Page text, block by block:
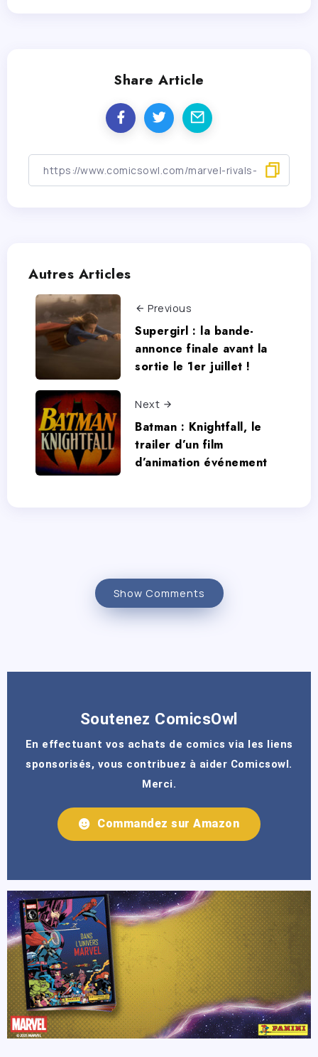
Share Article
Autres Articles
Previous
Supergirl : la bande-
annonce finale avant la
sortie le 1er juillet !
Next
Batman : Knightfall, le
trailer d’un film
d’animation événement
Show Comments
Soutenez ComicsOwl
En effectuant vos achats de comics via les liens
sponsorisés, vous contribuez à aider Comicsowl.
Merci.
Commandez sur Amazon